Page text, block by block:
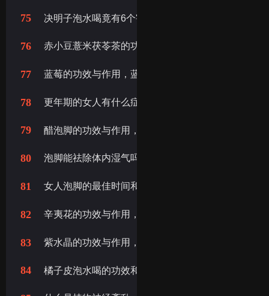
75 决明子泡水喝竟有6个害处，决明子的副作用
76 赤小豆薏米茯苓茶的功效与作用,赤小豆茯苓薏米茶
77 蓝莓的功效与作用，蓝莓叶黄素片的功效与作用
78 更年期的女人有什么症状表现，女人更年期什么症状
79 醋泡脚的功效与作用，醋疗泡脚的功效与作用
80 泡脚能祛除体内湿气吗，艾草泡脚能祛除体内湿气吗
81 女人泡脚的最佳时间和温度，艾草泡脚什么时候泡是
82 辛夷花的功效与作用，辛夷花的作用与功效
83 紫水晶的功效与作用，紫水晶的功效，紫水晶的作用
84 橘子皮泡水喝的功效和作用，橘子皮泡水喝有什么好